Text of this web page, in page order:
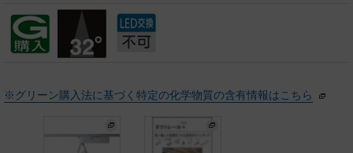
※グリーン購入法に基づく特定の化学物質の含有情報はこちら